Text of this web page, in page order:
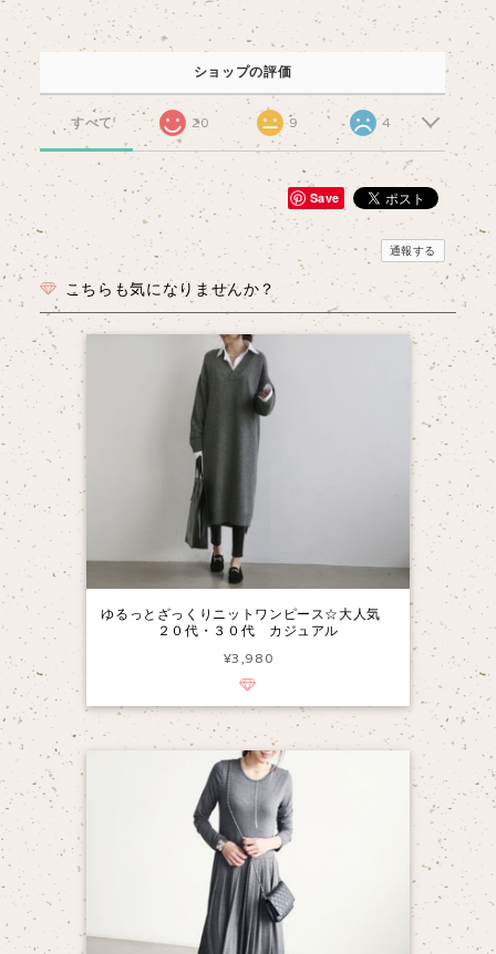
ショップの評価
すべて 20 9 4
Save
通報する
こちらも気になりませんか？
ゆるっとざっくりニットワンピース☆大人気
２０代・３０代 カジュアル
¥3,980